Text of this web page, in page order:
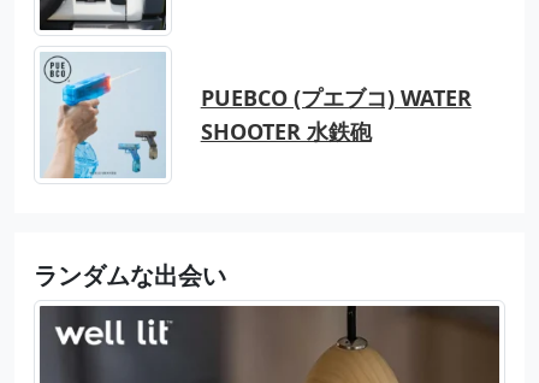
PUEBCO (プエブコ) WATER
SHOOTER 水鉄砲
ランダムな出会い